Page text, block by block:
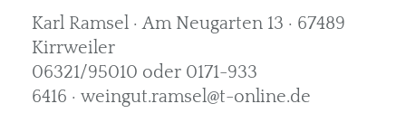
Karl Ramsel · Am Neugarten 13 · 67489
Kirrweiler
06321/95010 oder 0171-933
6416 · weingut.ramsel@t-online.de